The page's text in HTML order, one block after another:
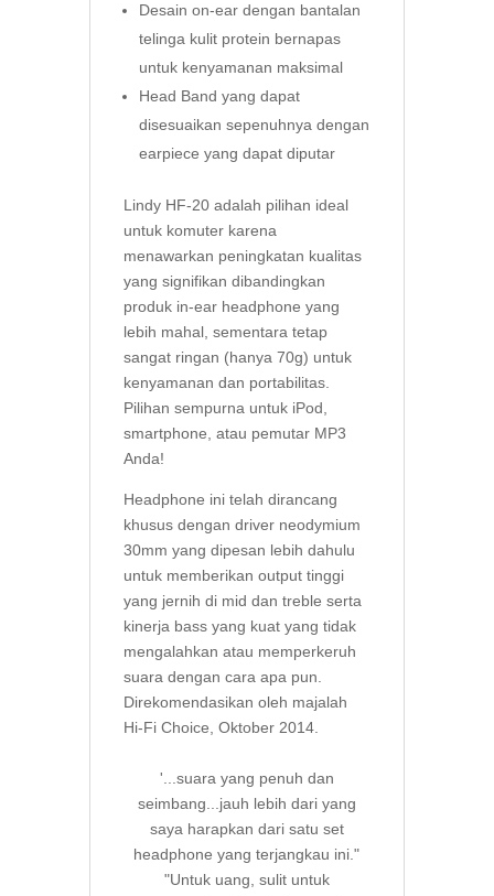
Desain on-ear dengan bantalan
telinga kulit protein bernapas
untuk kenyamanan maksimal
Head Band yang dapat
disesuaikan sepenuhnya dengan
earpiece yang dapat diputar
Lindy HF-20 adalah pilihan ideal
untuk komuter karena
menawarkan peningkatan kualitas
yang signifikan dibandingkan
produk in-ear headphone yang
lebih mahal, sementara tetap
sangat ringan (hanya 70g) untuk
kenyamanan dan portabilitas.
Pilihan sempurna untuk iPod,
smartphone, atau pemutar MP3
Anda!
Headphone ini telah dirancang
khusus dengan driver neodymium
30mm yang dipesan lebih dahulu
untuk memberikan output tinggi
yang jernih di mid dan treble serta
kinerja bass yang kuat yang tidak
mengalahkan atau memperkeruh
suara dengan cara apa pun.
Direkomendasikan oleh majalah
Hi-Fi Choice, Oktober 2014.
'...suara yang penuh dan
seimbang...jauh lebih dari yang
saya harapkan dari satu set
headphone yang terjangkau ini."
"Untuk uang, sulit untuk